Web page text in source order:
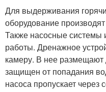
Для выдерживания
оборудование
Также насосные
работы. Дренажное
камеру. В нее размещают
защищен от попадания
насоса пропускает через